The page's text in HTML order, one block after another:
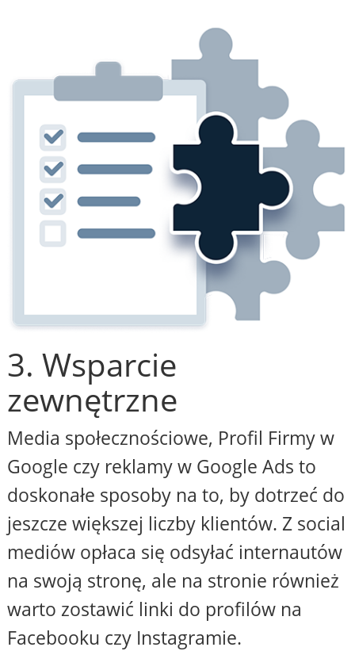
3. Wsparcie
zewnętrzne
Media społecznościowe, Profil Firmy w
Google czy reklamy w Google Ads to
doskonałe sposoby na to, by dotrzeć do
jeszcze większej liczby klientów. Z social
mediów opłaca się odsyłać internautów
na swoją stronę, ale na stronie również
warto zostawić linki do profilów na
Facebooku czy Instagramie.